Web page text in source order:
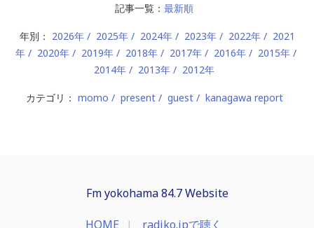
記事一覧： 最新順
年別： 2026年 2025年 2024年 2023年 2022年
2021
年
2020年 2019年 2018年 2017年 2016年
2015年
2014年
2013年 2012年
カテゴリ： momo present guest kanagawa report
Fm yokohama 84.7 Website
HOME radiko.jpで聴く